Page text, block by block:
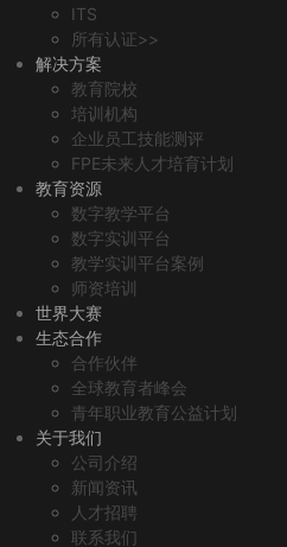
ITS
所有认证>>
解决方案
教育院校
培训机构
企业员工技能测评
FPE未来人才培育计划
教育资源
数字教学平台
数字实训平台
教学实训平台案例
师资培训
世界大赛
生态合作
合作伙伴
全球教育者峰会
青年职业教育公益计划
关于我们
公司介绍
新闻资讯
人才招聘
联系我们